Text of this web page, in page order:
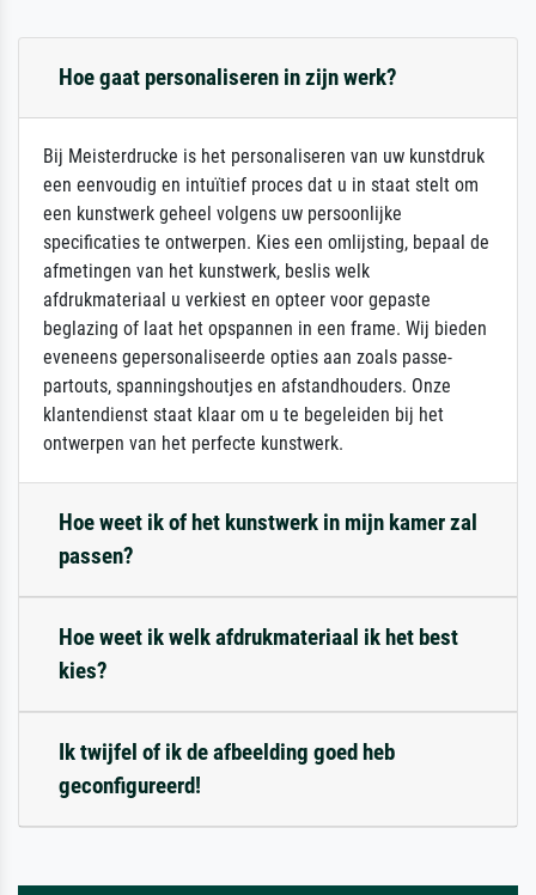
Hoe gaat personaliseren in zijn werk?
Bij Meisterdrucke is het personaliseren van uw kunstdruk
een eenvoudig en intuïtief proces dat u in staat stelt om
een kunstwerk geheel volgens uw persoonlijke
specificaties te ontwerpen. Kies een omlijsting, bepaal de
afmetingen van het kunstwerk, beslis welk
afdrukmateriaal u verkiest en opteer voor gepaste
beglazing of laat het opspannen in een frame. Wij bieden
eveneens gepersonaliseerde opties aan zoals passe-
partouts, spanningshoutjes en afstandhouders. Onze
klantendienst staat klaar om u te begeleiden bij het
ontwerpen van het perfecte kunstwerk.
Hoe weet ik of het kunstwerk in mijn kamer zal
passen?
Hoe weet ik welk afdrukmateriaal ik het best
kies?
Ik twijfel of ik de afbeelding goed heb
geconfigureerd!